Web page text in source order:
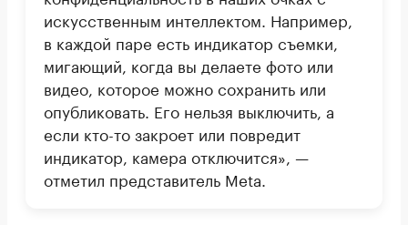
искусственным интеллектом. Например,
в каждой паре есть индикатор съемки,
мигающий, когда вы делаете фото или
видео, которое можно сохранить или
опубликовать. Его нельзя выключить, а
если кто-то закроет или повредит
индикатор, камера отключится», —
отметил представитель Meta.